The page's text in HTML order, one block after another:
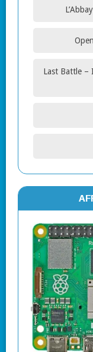
Last Battle –